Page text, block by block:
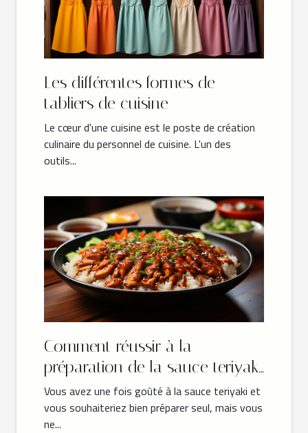
Les différentes formes de
tabliers de cuisine
Le cœur d'une cuisine est le poste de création
culinaire du personnel de cuisine. L'un des
outils...
Comment réussir à la
préparation de la sauce teriyaki
?
Vous avez une fois goûté à la sauce teriyaki et
vous souhaiteriez bien préparer seul, mais vous
ne...